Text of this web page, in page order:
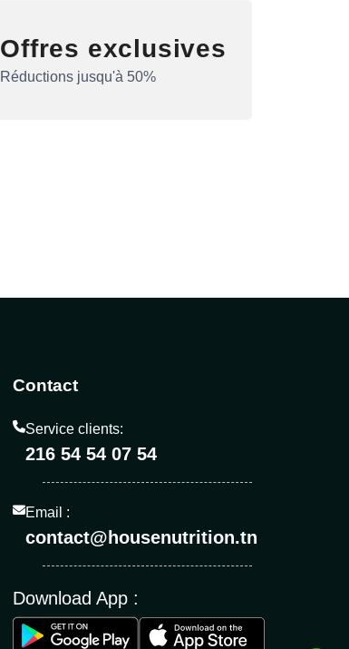
Offres exclusives
Réductions jusqu'à 50%
Contact
Service clients:
216 54 54 07 54
Email :
contact@housenutrition.tn
Download App :